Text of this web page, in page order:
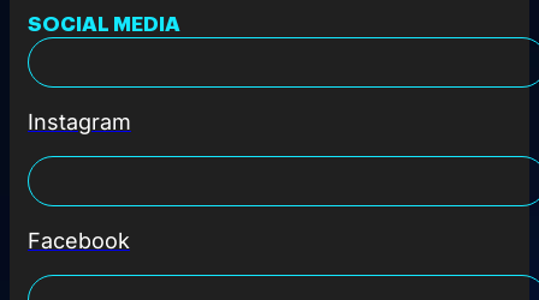
SOCIAL MEDIA
Instagram
Facebook